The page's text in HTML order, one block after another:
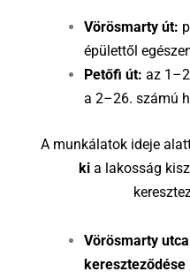
Vörösmarty út:
épülettől
Petőfi út: az
a 2–26. számú
A munkálatok ideje
ki a lakosság
Vörösmarty
kereszteződése